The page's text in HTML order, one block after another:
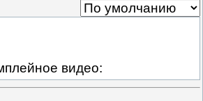
видео: